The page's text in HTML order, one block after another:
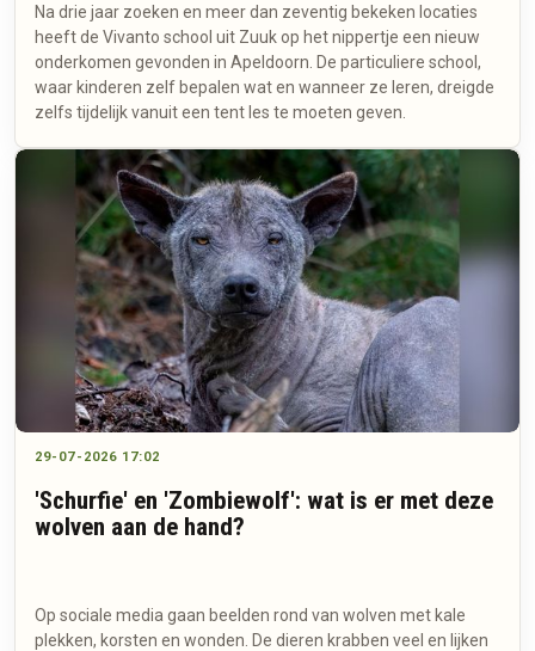
Na drie jaar zoeken en meer dan zeventig bekeken locaties
heeft de Vivanto school uit Zuuk op het nippertje een nieuw
onderkomen gevonden in Apeldoorn. De particuliere school,
waar kinderen zelf bepalen wat en wanneer ze leren, dreigde
zelfs tijdelijk vanuit een tent les te moeten geven.
29-07-2026 17:02
'Schurfie' en 'Zombiewolf': wat is er met deze
wolven aan de hand?
Op sociale media gaan beelden rond van wolven met kale
plekken, korsten en wonden. De dieren krabben veel en lijken